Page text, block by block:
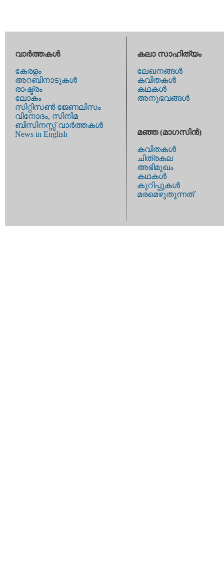
വാര്‍ത്തകള്‍
കേരളം
അറബിനാടുകള്‍
രാഷ്ട്രം
ലോകം
സിറ്റിസണ്‍ ജേണലിസം
വിനോദം, സിനിമ
ബിസിനസ്സ് വാര്‍ത്തകള്‍
News in English
കലാ സാഹിത്യം
ലേഖനങ്ങള്‍
കവിതകള്‍
കഥകള്‍
അനുഭവങ്ങള്‍
മഞ്ഞ (മാഗസിന്‍)
കവിതകള്‍
ചിത്രകല
അഭിമുഖം
കഥകള്‍
കുറിപ്പുകള്‍
മരമെഴുതുന്നത്